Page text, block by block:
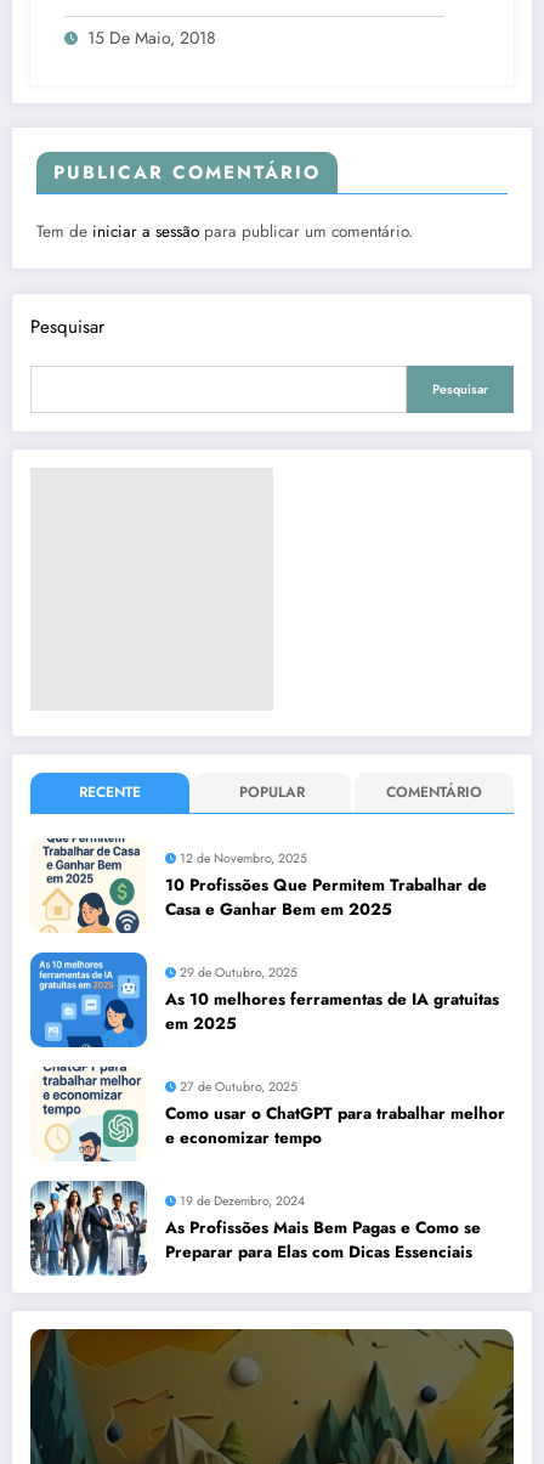
15 De Maio, 2018
PUBLICAR COMENTÁRIO
Tem de iniciar a sessão para publicar um comentário.
Pesquisar
Pesquisar
RECENTE POPULAR COMENTÁRIO
12 de Novembro, 2025
10 Profissões Que Permitem Trabalhar de
Casa e Ganhar Bem em 2025
29 de Outubro, 2025
As 10 melhores ferramentas de IA gratuitas
em 2025
27 de Outubro, 2025
Como usar o ChatGPT para trabalhar melhor
e economizar tempo
19 de Dezembro, 2024
As Profissões Mais Bem Pagas e Como se
Preparar para Elas com Dicas Essenciais